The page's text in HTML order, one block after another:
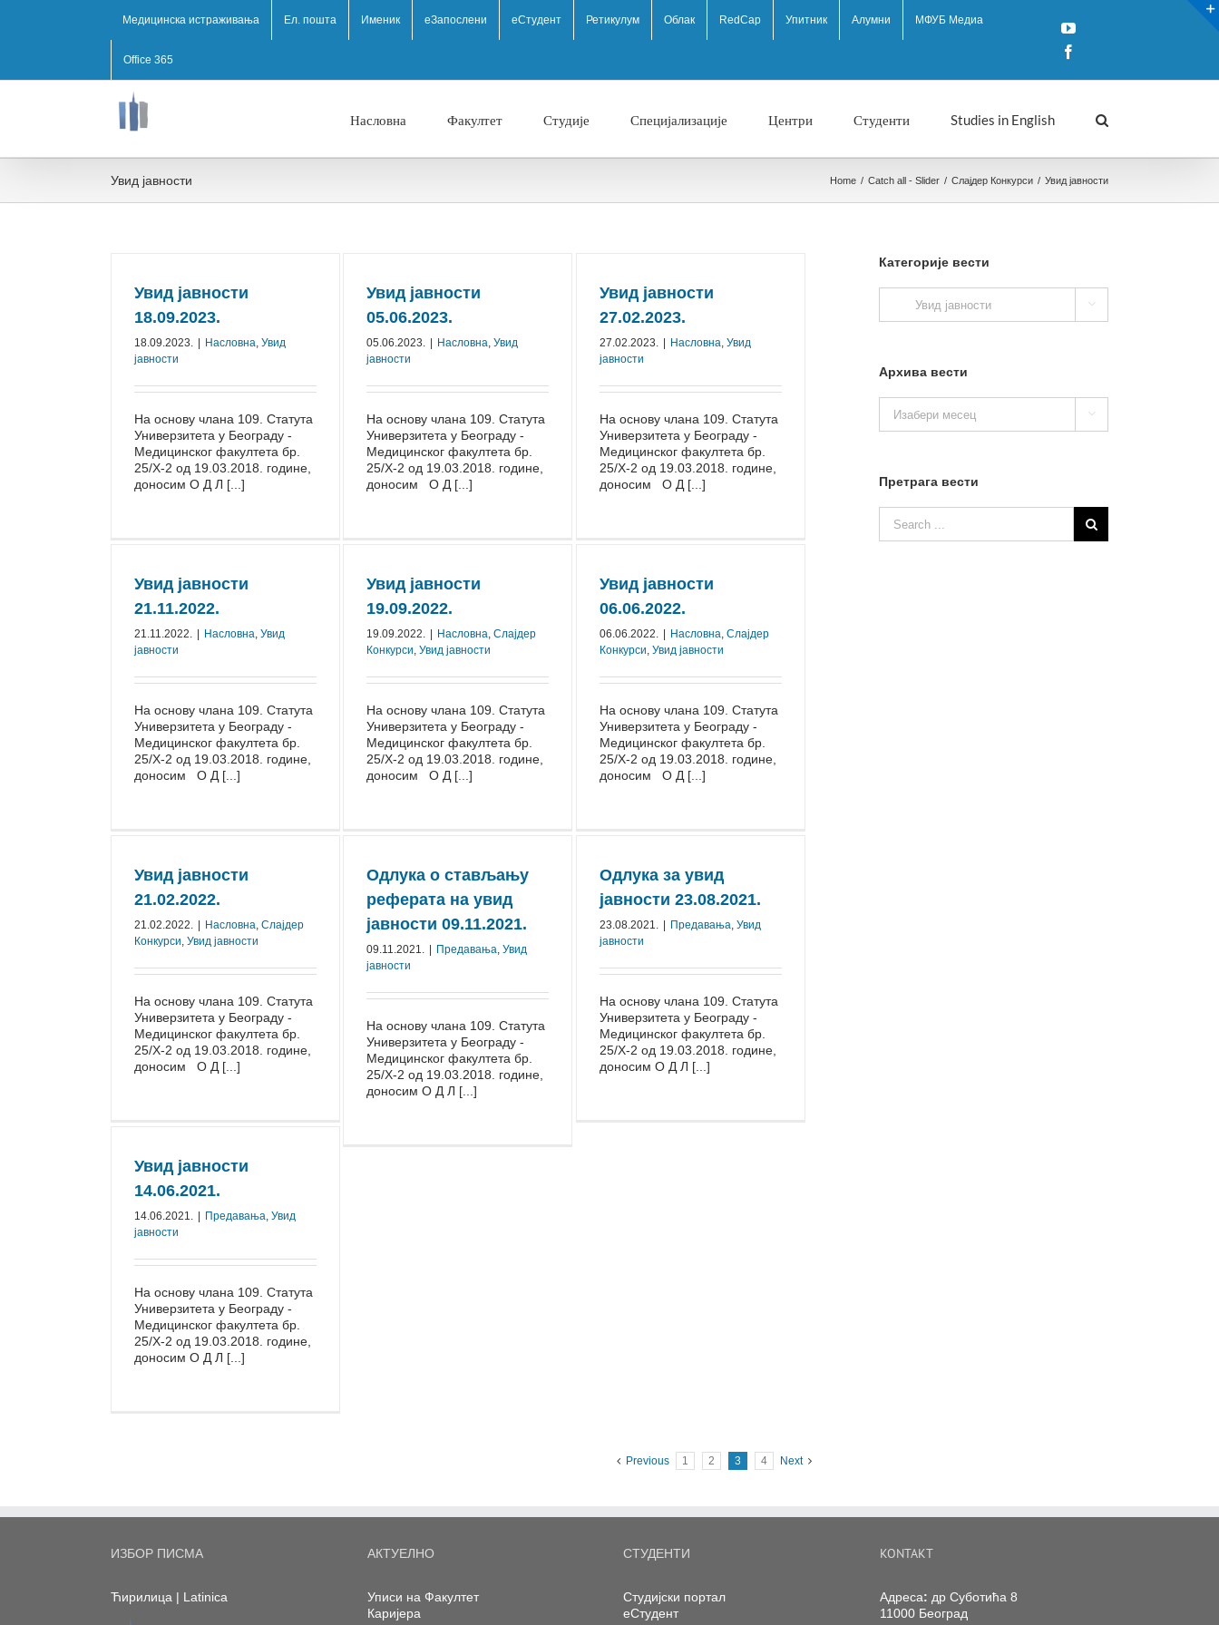
Медицинска истраживања Ел. пошта Именик eЗапослени еСтудент Ретикулум Облак RedCap Упитник Алумни МФУБ Медиа
Office 365
YouTube
Насловна Факултет Студије Специјализације Центри Студенти Studies in English
Увид јавности Home / Catch all - Slider / Слајдер Конкурси / Увид јавности
Увид јавности
18.09.2023.
18.09.2023. Насловна, Увид
јавности
На основу члана 109. Статута
Универзитета у Београду -
Медицинског факултета бр.
25/Х-2 од 19.03.2018. године,
доносим О Д Л [...]
Увид јавности
05.06.2023.
05.06.2023. Насловна, Увид
јавности
На основу члана 109. Статута
Универзитета у Београду -
Медицинског факултета бр.
25/Х-2 од 19.03.2018. године,
доносим О Д [...]
Увид јавности
27.02.2023.
27.02.2023. Насловна, Увид
јавности
На основу члана 109. Статута
Универзитета у Београду -
Медицинског факултета бр.
25/Х-2 од 19.03.2018. године,
доносим О Д [...]
Увид јавности
21.11.2022.
21.11.2022. Насловна, Увид
јавности
На основу члана 109. Статута
Универзитета у Београду -
Медицинског факултета бр.
25/Х-2 од 19.03.2018. године,
доносим О Д [...]
Увид јавности
19.09.2022.
19.09.2022. Насловна, Слајдер
Конкурси, Увид јавности
На основу члана 109. Статута
Универзитета у Београду -
Медицинског факултета бр.
25/Х-2 од 19.03.2018. године,
доносим О Д [...]
Увид јавности
06.06.2022.
06.06.2022. Насловна, Слајдер
Конкурси, Увид јавности
На основу члана 109. Статута
Универзитета у Београду -
Медицинског факултета бр.
25/Х-2 од 19.03.2018. године,
доносим О Д [...]
Увид јавности
21.02.2022.
21.02.2022. Насловна, Слајдер
Конкурси, Увид јавности
На основу члана 109. Статута
Универзитета у Београду -
Медицинског факултета бр.
25/Х-2 од 19.03.2018. године,
доносим О Д [...]
Одлука о стављању
реферата на увид
јавности 09.11.2021.
09.11.2021. Предавања, Увид
јавности
На основу члана 109. Статута
Универзитета у Београду -
Медицинског факултета бр.
25/Х-2 од 19.03.2018. године,
доносим О Д Л [...]
Одлука за увид
јавности 23.08.2021.
23.08.2021. Предавања, Увид
јавности
На основу члана 109. Статута
Универзитета у Београду -
Медицинског факултета бр.
25/Х-2 од 19.03.2018. године,
доносим О Д Л [...]
Увид јавности
14.06.2021.
14.06.2021. Предавања, Увид
јавности
На основу члана 109. Статута
Универзитета у Београду -
Медицинског факултета бр.
25/Х-2 од 19.03.2018. године,
доносим О Д Л [...]
Previous 1 2 3 4 Next
Категорије вести

Архива вести
вести

Претрага вести
ИЗБОР ПИСМА
Ћирилица | Latinica
АКТУЕЛНО
Уписи на Факултет
Каријера
СТУДЕНТИ
Студијски портал
еСтудент
KONTAKT
Адреса: др Суботића 8
11000 Београд